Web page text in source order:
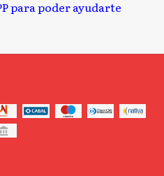
para poder ayudarte